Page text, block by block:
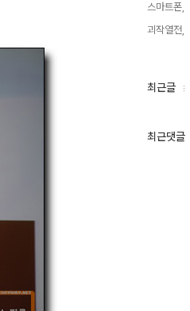
스마트폰,
괴작열전,
최
인
최근글
최근댓글